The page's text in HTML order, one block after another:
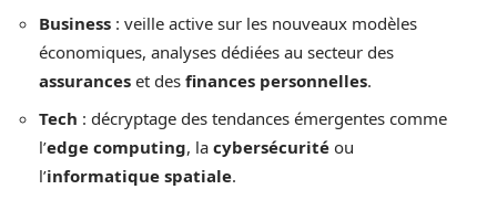
Business : veille active sur les nouveaux modèles
économiques, analyses dédiées au secteur des
assurances et des finances personnelles.
Tech : décryptage des tendances émergentes comme
l’edge computing, la cybersécurité ou
l’informatique spatiale.